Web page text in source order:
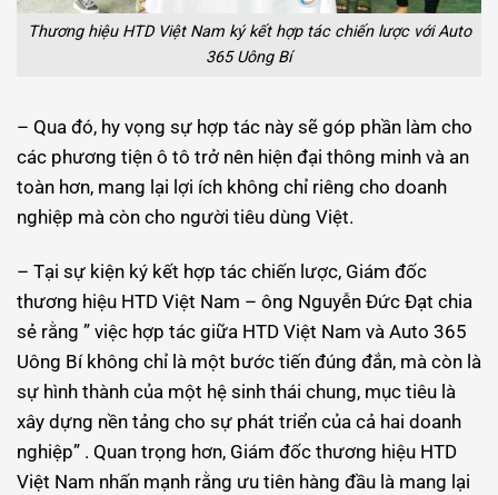
Thương hiệu HTD Việt Nam ký kết hợp tác chiến lược với Auto
365 Uông Bí
– Qua đó, hy vọng sự hợp tác này sẽ góp phần làm cho
các phương tiện ô tô trở nên hiện đại thông minh và an
toàn hơn, mang lại lợi ích không chỉ riêng cho doanh
nghiệp mà còn cho người tiêu dùng Việt.
– Tại sự kiện ký kết hợp tác chiến lược, Giám đốc
thương hiệu HTD Việt Nam – ông Nguyễn Đức Đạt chia
sẻ rằng ” việc hợp tác giữa HTD Việt Nam và Auto 365
Uông Bí không chỉ là một bước tiến đúng đắn, mà còn là
sự hình thành của một hệ sinh thái chung, mục tiêu là
xây dựng nền tảng cho sự phát triển của cả hai doanh
nghiệp” . Quan trọng hơn, Giám đốc thương hiệu HTD
Việt Nam nhấn mạnh rằng ưu tiên hàng đầu là mang lại